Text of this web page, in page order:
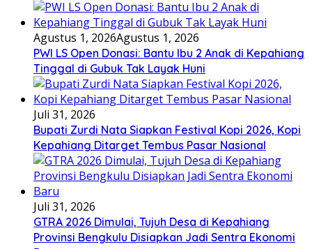
Agustus 1, 2026Agustus 1, 2026
PWI LS Open Donasi: Bantu Ibu 2 Anak di Kepahiang
Tinggal di Gubuk Tak Layak Huni
Juli 31, 2026
Bupati Zurdi Nata Siapkan Festival Kopi 2026, Kopi
Kepahiang Ditarget Tembus Pasar Nasional
Juli 31, 2026
GTRA 2026 Dimulai, Tujuh Desa di Kepahiang
Provinsi Bengkulu Disiapkan Jadi Sentra Ekonomi